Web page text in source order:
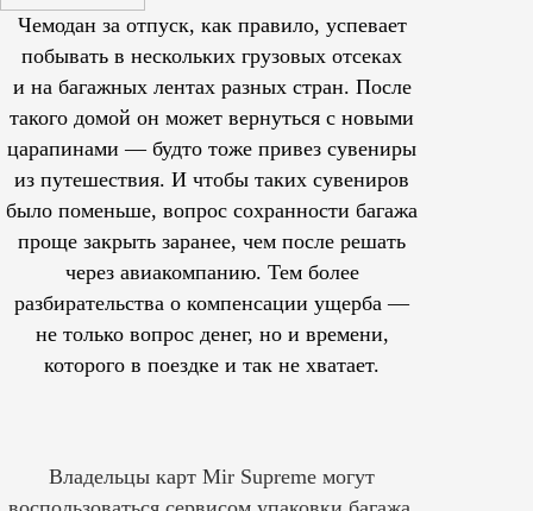
Чемодан за отпуск, как правило, успевает
побывать в нескольких грузовых отсеках
и на багажных лентах разных стран. После
такого домой он может вернуться с новыми
царапинами — будто тоже привез сувениры
из путешествия. И чтобы таких сувениров
было поменьше, вопрос сохранности багажа
проще закрыть заранее, чем после решать
через авиакомпанию. Тем более
разбирательства о компенсации ущерба —
не только вопрос денег, но и времени,
которого в поездке и так не хватает.
Владельцы карт Mir Supreme могут